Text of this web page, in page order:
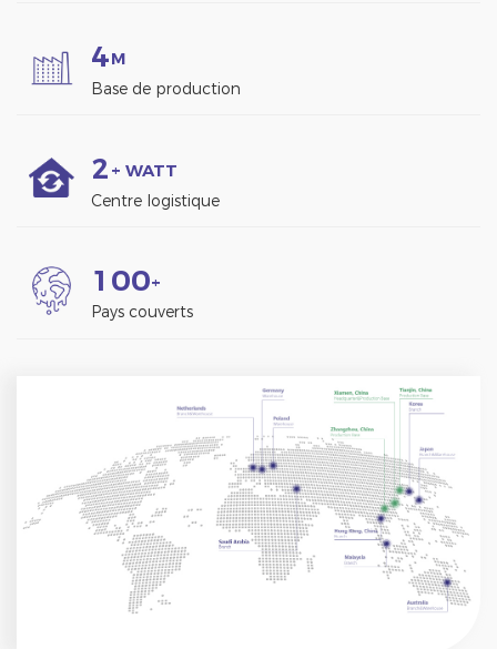
4M
Base de production
2 + WATT
Centre logistique
1 00+
Pays couverts